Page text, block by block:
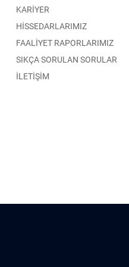
KARİYER
HİSSEDARLARIMIZ
FAALİYET RAPORLARIMIZ
SIKÇA SORULAN SORULAR
İLETİŞİM